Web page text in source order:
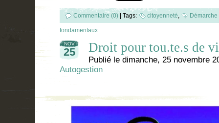
Commentaire (0) Tags: citoyenneté,
fondamentaux
NOV
25 Droit pour tou.te.s de
Publié le dimanche, 25 novembre
Autogestion